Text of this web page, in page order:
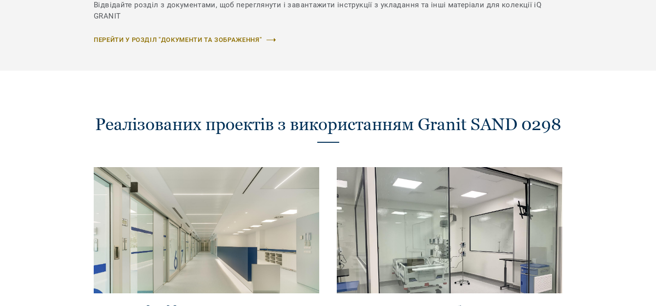
Відвідайте розділ з документами, щоб переглянути і завантажити інструкції з укладання та інші матеріали для колекції iQ
GRANIT
ПЕРЕЙТИ У РОЗДІЛ "ДОКУМЕНТИ ТА ЗОБРАЖЕННЯ"
Реалізованих проектів з використанням Granit SAND 0298